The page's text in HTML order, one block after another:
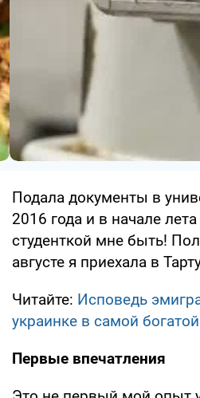
Подала документы в
2016 года и в начале
студенткой мне быть!
августе я приехала в
Читайте: Исповедь
украинке в самой
Первые впечатления